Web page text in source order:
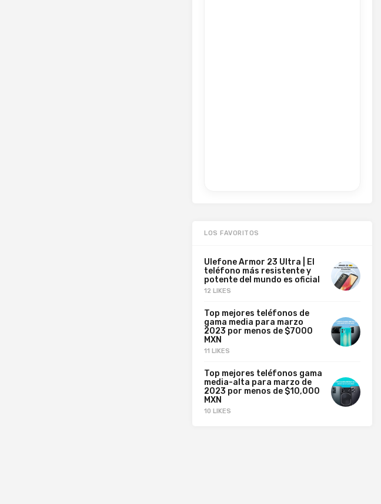
LOS FAVORITOS
Ulefone Armor 23 Ultra | El
teléfono más resistente y
potente del mundo es oficial
12 LIKES
Top mejores teléfonos de
gama media para marzo
2023 por menos de $7000
MXN
11 LIKES
Top mejores teléfonos gama
media-alta para marzo de
2023 por menos de $10,000
MXN
10 LIKES